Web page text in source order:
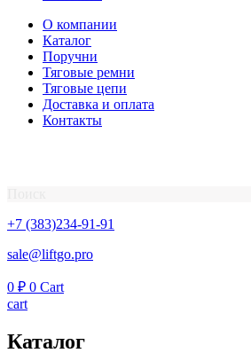
О компании
Каталог
Поручни
Тяговые ремни
Тяговые цепи
Доставка и оплата
Контакты
+7 (383)234-91-91
sale@liftgo.pro
0 ₽ 0 Cart
cart
Каталог